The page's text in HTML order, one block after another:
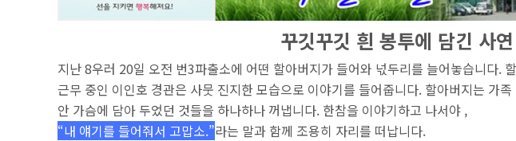
꾸깃꾸깃 흰 봉투에 담긴 사연
지난 8우러 20일 오전 번3파출소에 어떤 할아버지가 들어와 넋두리를 늘어놓습니다.
근무 중인 이인호 경관은 사뭇 진지한 모습으로 이야기를 들어줍니다. 할아버지는 가
안 가슴에 담아 두었던 것들을 하나하나 꺼냅니다. 한참을 이야기하고 나서야 ,
“내 얘기를 들어줘서 고맙소.”라는 말과 함께 조용히 자리를 떠납니다.